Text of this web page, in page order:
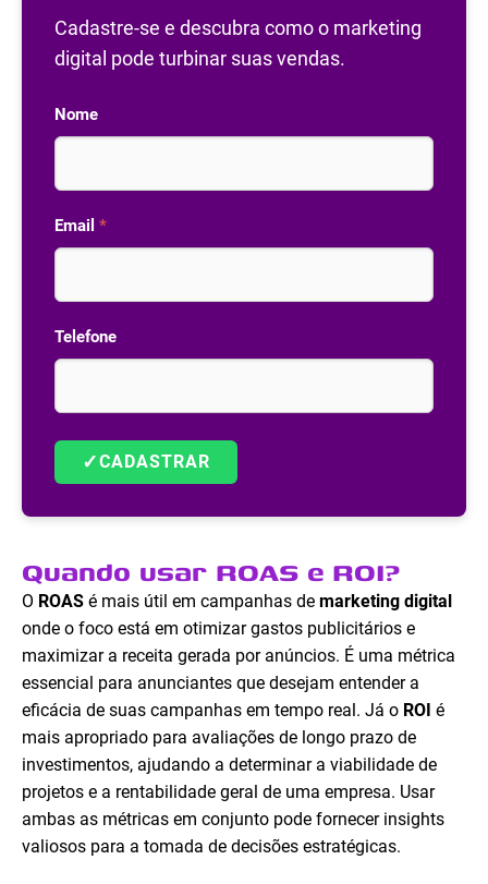
Cadastre-se e descubra como o marketing
digital pode turbinar suas vendas.
Nome
Email *
Telefone
✓CADASTRAR
Quando usar ROAS e ROI?
O ROAS é mais útil em campanhas de marketing digital
onde o foco está em otimizar gastos publicitários e
maximizar a receita gerada por anúncios. É uma métrica
essencial para anunciantes que desejam entender a
eficácia de suas campanhas em tempo real. Já o ROI é
mais apropriado para avaliações de longo prazo de
investimentos, ajudando a determinar a viabilidade de
projetos e a rentabilidade geral de uma empresa. Usar
ambas as métricas em conjunto pode fornecer insights
valiosos para a tomada de decisões estratégicas.